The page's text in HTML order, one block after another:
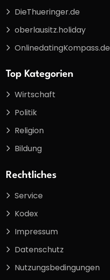
DieThueringer.de
oberlausitz.holiday
OnlinedatingKompass.de
Top Kategorien
Wirtschaft
Politik
Religion
Bildung
Rechtliches
Service
Kodex
Impressum
Datenschutz
Nutzungsbedingungen